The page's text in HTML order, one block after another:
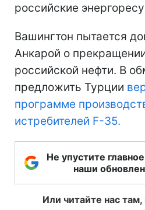
российские
Вашингтон пытается
Анкарой о
российской нефти. В
предложить Турции
программе
истребителей F-35.
Не упустите
наши
Или читайте нас